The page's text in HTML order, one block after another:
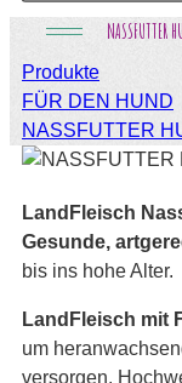
NASSFUTTER
Produkte
FÜR DEN HUND
NASSFUTTER
LandFleisch
Gesunde,
bis ins hohe Alter.
LandFleisch mit
um
versorgen.